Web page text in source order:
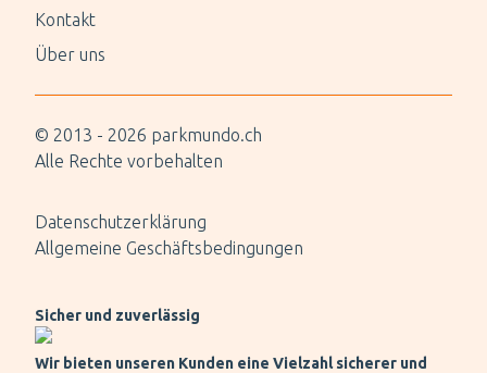
Kontakt
Über uns
© 2013 - 2026 parkmundo.ch
Alle Rechte vorbehalten
Datenschutzerklärung
Allgemeine Geschäftsbedingungen
Sicher und zuverlässig
Wir bieten unseren Kunden eine Vielzahl sicherer und